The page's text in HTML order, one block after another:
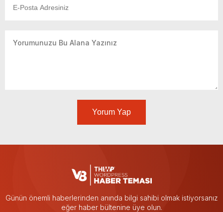
Yorum Yap
Günün önemli haberlerinden anında bilgi sahibi olmak istiyorsanız
eğer haber bültenine üye olun.